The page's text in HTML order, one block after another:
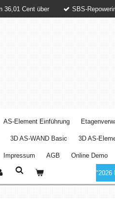
36,01 Cent über SBS-
AS-Element Einführung
3D AS-WAND Basic 3D AS-
Impressum AGB Online Demo
"2026